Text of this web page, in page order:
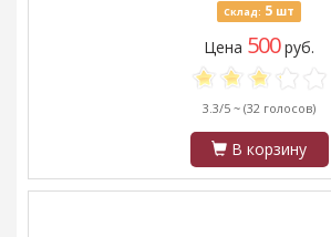
Склад: 5 шт
Цена 500руб.
3.3/5 ~ (32 голосов)
В корзину